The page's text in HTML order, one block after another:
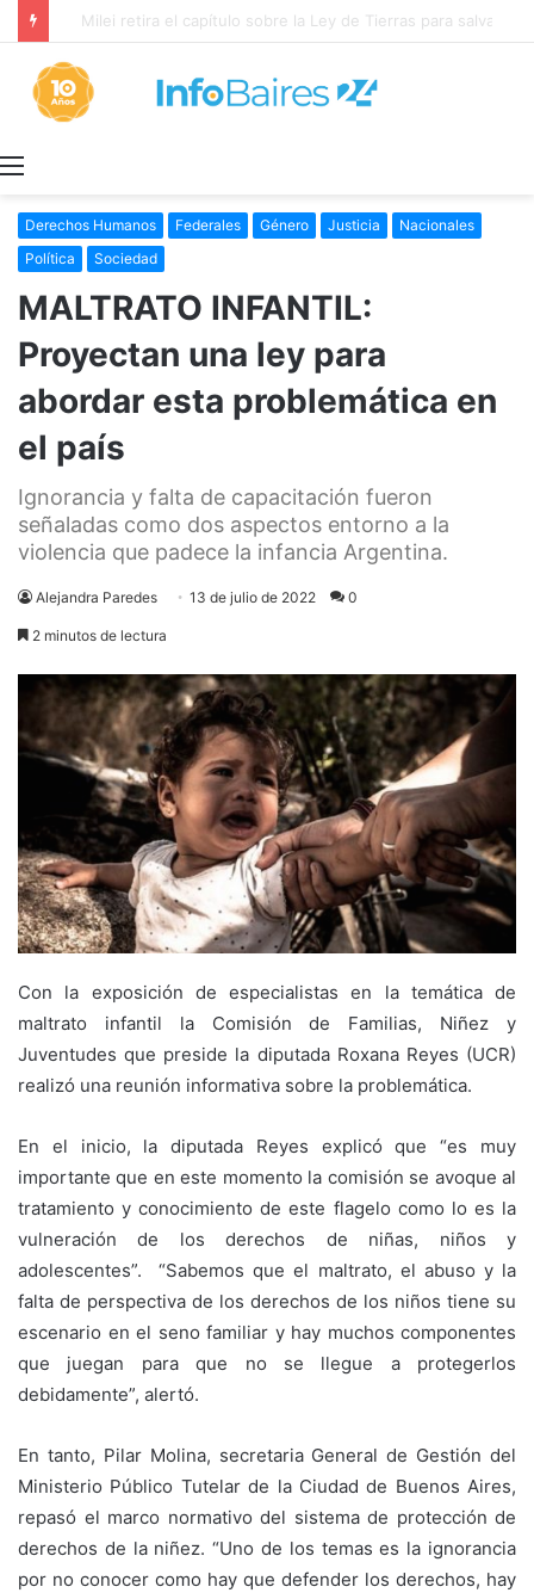
¡HOMBRE AL AGUA!: El gobierno corre de las negociaciones a Sturzenegger con los prácticos marítimos
Derechos Humanos Federales Género Justicia
Nacionales
Política
Sociedad
MALTRATO INFANTIL:
Proyectan una ley para
abordar esta problemática en
el país
Ignorancia y falta de capacitación fueron
señaladas como dos aspectos entorno a la
violencia que padece la infancia Argentina.
Alejandra Paredes 13 de julio de 2022 0
2 minutos de lectura
Con la exposición de especialistas en la temática de
maltrato infantil la Comisión de Familias, Niñez y
Juventudes que preside la diputada Roxana Reyes (UCR)
realizó una reunión informativa sobre la problemática.
En el inicio, la diputada Reyes explicó que “es muy
importante que en este momento la comisión se avoque al
tratamiento y conocimiento de este flagelo como lo es la
vulneración de los derechos de niñas, niños y
adolescentes”. “Sabemos que el maltrato, el abuso y la
falta de perspectiva de los derechos de los niños tiene su
escenario en el seno familiar y hay muchos componentes
que juegan para que no se llegue a protegerlos
debidamente”, alertó.
En tanto, Pilar Molina, secretaria General de Gestión del
Ministerio Público Tutelar de la Ciudad de Buenos Aires,
repasó el marco normativo del sistema de protección de
derechos de la niñez. “Uno de los temas es la ignorancia
por no conocer como hay que defender los derechos, hay